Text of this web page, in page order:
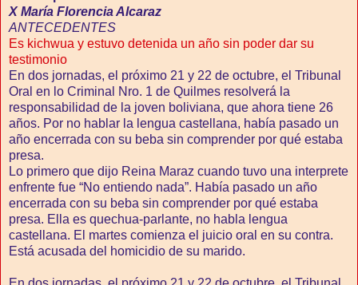
X María Florencia Alcaraz
ANTECEDENTES
Es kichwua y estuvo detenida un año sin poder dar su
testimonio
En dos jornadas, el próximo 21 y 22 de octubre, el Tribunal
Oral en lo Criminal Nro. 1 de Quilmes resolverá la
responsabilidad de la joven boliviana, que ahora tiene 26
años. Por no hablar la lengua castellana, había pasado un
año encerrada con su beba sin comprender por qué estaba
presa.
Lo primero que dijo Reina Maraz cuando tuvo una interprete
enfrente fue “No entiendo nada”. Había pasado un año
encerrada con su beba sin comprender por qué estaba
presa. Ella es quechua-parlante, no habla lengua
castellana. El martes comienza el juicio oral en su contra.
Está acusada del homicidio de su marido.